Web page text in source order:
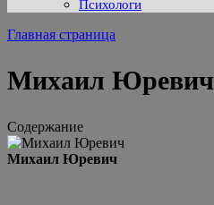
Психологи
Главная страница
Михаил Юревич
Содержание
Михаил Юревич